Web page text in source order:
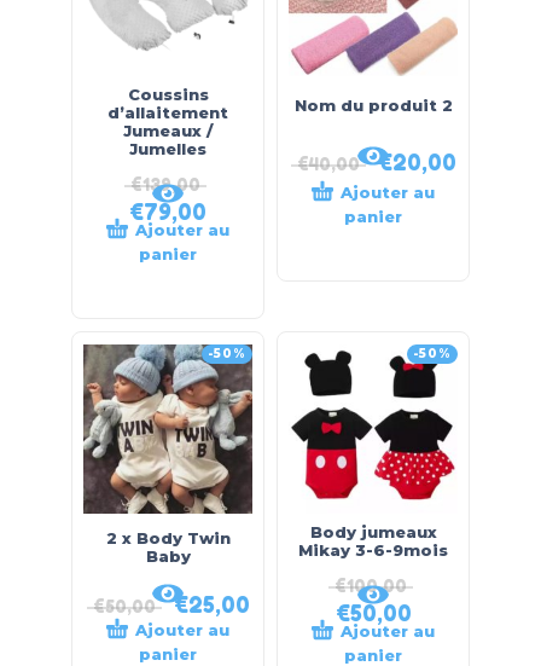
Coussins
d’allaitement
Jumeaux /
Jumelles
€139,00
€79,00
Ajouter au
panier
Nom du produit 2
€40,00 €20,00
Ajouter au
panier
-50%
2 x Body Twin
Baby
€50,00 €25,00
Ajouter au
panier
-50%
Body jumeaux
Mikay 3-6-9mois
€100,00
€50,00
Ajouter au
panier